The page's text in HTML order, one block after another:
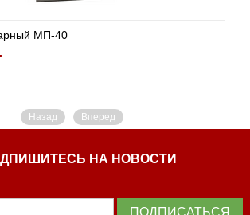
MП-40
Назад Вперед
НА НОВОСТИ
ПОДПИСАТЬСЯ